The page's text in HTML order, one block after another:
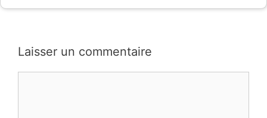
Laisser un commentaire